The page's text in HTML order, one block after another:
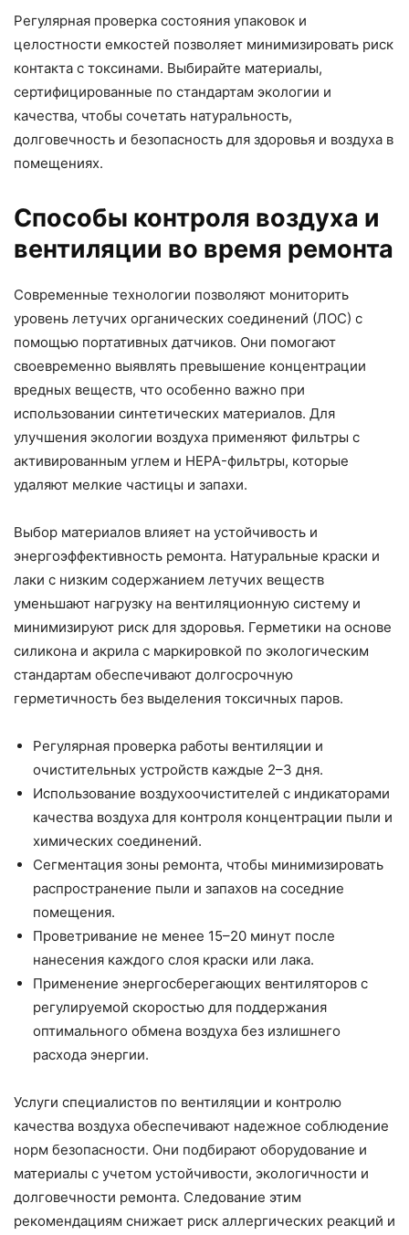
Регулярная проверка состояния упаковок и
целостности емкостей позволяет минимизировать риск
контакта с токсинами. Выбирайте материалы,
сертифицированные по стандартам экологии и
качества, чтобы сочетать натуральность,
долговечность и безопасность для здоровья и воздуха в
помещениях.
Способы контроля воздуха и
вентиляции во время ремонта
Современные технологии позволяют мониторить
уровень летучих органических соединений (ЛОС) с
помощью портативных датчиков. Они помогают
своевременно выявлять превышение концентрации
вредных веществ, что особенно важно при
использовании синтетических материалов. Для
улучшения экологии воздуха применяют фильтры с
активированным углем и HEPA-фильтры, которые
удаляют мелкие частицы и запахи.
Выбор материалов влияет на устойчивость и
энергоэффективность ремонта. Натуральные краски и
лаки с низким содержанием летучих веществ
уменьшают нагрузку на вентиляционную систему и
минимизируют риск для здоровья. Герметики на основе
силикона и акрила с маркировкой по экологическим
стандартам обеспечивают долгосрочную
герметичность без выделения токсичных паров.
Регулярная проверка работы вентиляции и
очистительных устройств каждые 2–3 дня.
Использование воздухоочистителей с индикаторами
качества воздуха для контроля концентрации пыли и
химических соединений.
Сегментация зоны ремонта, чтобы минимизировать
распространение пыли и запахов на соседние
помещения.
Проветривание не менее 15–20 минут после
нанесения каждого слоя краски или лака.
Применение энергосберегающих вентиляторов с
регулируемой скоростью для поддержания
оптимального обмена воздуха без излишнего
расхода энергии.
Услуги специалистов по вентиляции и контролю
качества воздуха обеспечивают надежное соблюдение
норм безопасности. Они подбирают оборудование и
материалы с учетом устойчивости, экологичности и
долговечности ремонта. Следование этим
рекомендациям снижает риск аллергических реакций и